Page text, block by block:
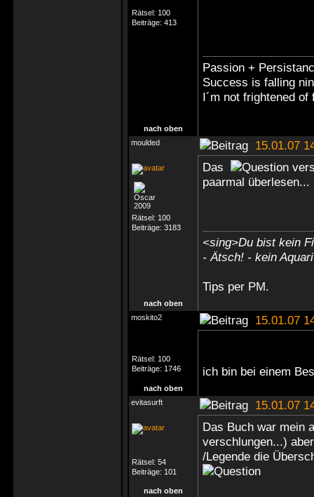
Rätsel: 100
Beiträge: 413
Passion +
Success is falling
I´m not frightened
nach oben
moulded
15.01.07
Rätsel: 100
Beiträge: 3183
Das
paarmal überlesen...
<sing>Du bist kein
- Ätsch! - kein
Tips per PM.
nach oben
moskito2
15.01.07
Rätsel: 100
Beiträge: 1746 ich bin bei einem
nach oben
evitasurft
15.01.07
Rätsel: 54
Beiträge: 101
Das Buch war mein
verschlungen...)
/Legende die
nach oben